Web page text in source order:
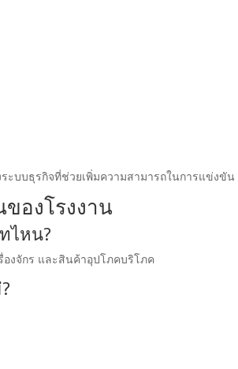
บบธุรกิจที่ช่วยเพิ่มความสามารถในการแข่งขัน
องโรงงาน
ไหน?
องจักร และสินค้าอุปโภคบริโภค